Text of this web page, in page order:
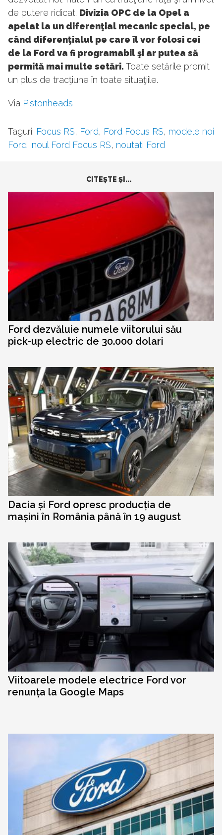
de putere ridicat. Divizia OPC de la Opel a
apelat la un diferenţial mecanic special, pe
când diferenţialul pe care îl vor folosi cei
de la Ford va fi programabil şi ar putea să
permită mai multe setări. Toate setările promit
un plus de tracţiune în toate situaţiile.
Via Pistonheads
Taguri: Focus RS, Ford, Ford Focus RS, modele noi
Ford, noul Ford Focus RS, noutati Ford
CITEŞTE ŞI...
Ford dezvăluie numele viitorului său
pick-up electric de 30.000 dolari
Dacia și Ford opresc producția de
mașini în România până în 19 august
Viitoarele modele electrice Ford vor
renunța la Google Maps